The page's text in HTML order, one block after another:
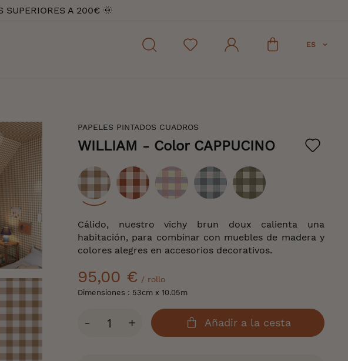
SUPERIORES A 200€ 🌞
ES
PAPELES PINTADOS CUADROS
WILLIAM - Color CAPPUCINO
Cálido, nuestro vichy brun doux calienta una
habitación, para combinar con muebles de madera y
colores alegres en accesorios decorativos.
95,00 € / rollo
Dimensiones : 53cm x 10.05m
Cantidad
- + Añadir a la cesta